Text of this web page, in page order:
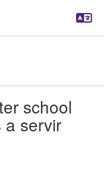
school
a servir